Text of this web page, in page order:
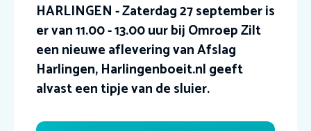
HARLINGEN - Zaterdag 27 september is
er van 11.00 - 13.00 uur bij Omroep Zilt
een nieuwe aflevering van Afslag
Harlingen, Harlingenboeit.nl geeft
alvast een tipje van de sluier.